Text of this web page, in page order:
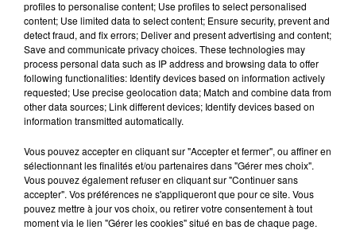
SOUHAITANT ÉVOLUER : ATBC...
profiles to personalise content; Use profiles to select personalised
content; Use limited data to select content; Ensure security, prevent and
detect fraud, and fix errors; Deliver and present advertising and content;
Save and communicate privacy choices. These technologies may
process personal data such as IP address and browsing data to offer
following functionalities: Identify devices based on information actively
requested; Use precise geolocation data; Match and combine data from
other data sources; Link different devices; Identify devices based on
information transmitted automatically.
Vous pouvez accepter en cliquant sur "Accepter et fermer", ou affiner en
sélectionnant les finalités et/ou partenaires dans "Gérer mes choix".
Vous pouvez également refuser en cliquant sur "Continuer sans
accepter". Vos préférences ne s'appliqueront que pour ce site. Vous
pouvez mettre à jour vos choix, ou retirer votre consentement à tout
moment via le lien "Gérer les cookies" situé en bas de chaque page.